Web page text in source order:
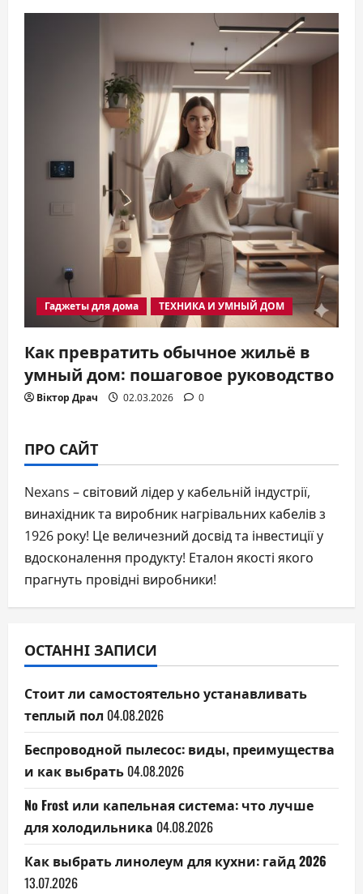
Гаджеты для дома ТЕХНИКА И УМНЫЙ ДОМ
Как превратить обычное жильё в
умный дом: пошаговое руководство
Віктор Драч 02.03.2026 0
ПРО САЙТ
Nexans – світовий лідер у кабельній індустрії,
винахідник та виробник нагрівальних кабелів з
1926 року! Це величезний досвід та інвестиції у
вдосконалення продукту! Еталон якості якого
прагнуть провідні виробники!
ОСТАННІ ЗАПИСИ
Стоит ли самостоятельно устанавливать
теплый пол 04.08.2026
Беспроводной пылесос: виды, преимущества
и как выбрать 04.08.2026
No Frost или капельная система: что лучше
для холодильника 04.08.2026
Как выбрать линолеум для кухни: гайд 2026
13.07.2026